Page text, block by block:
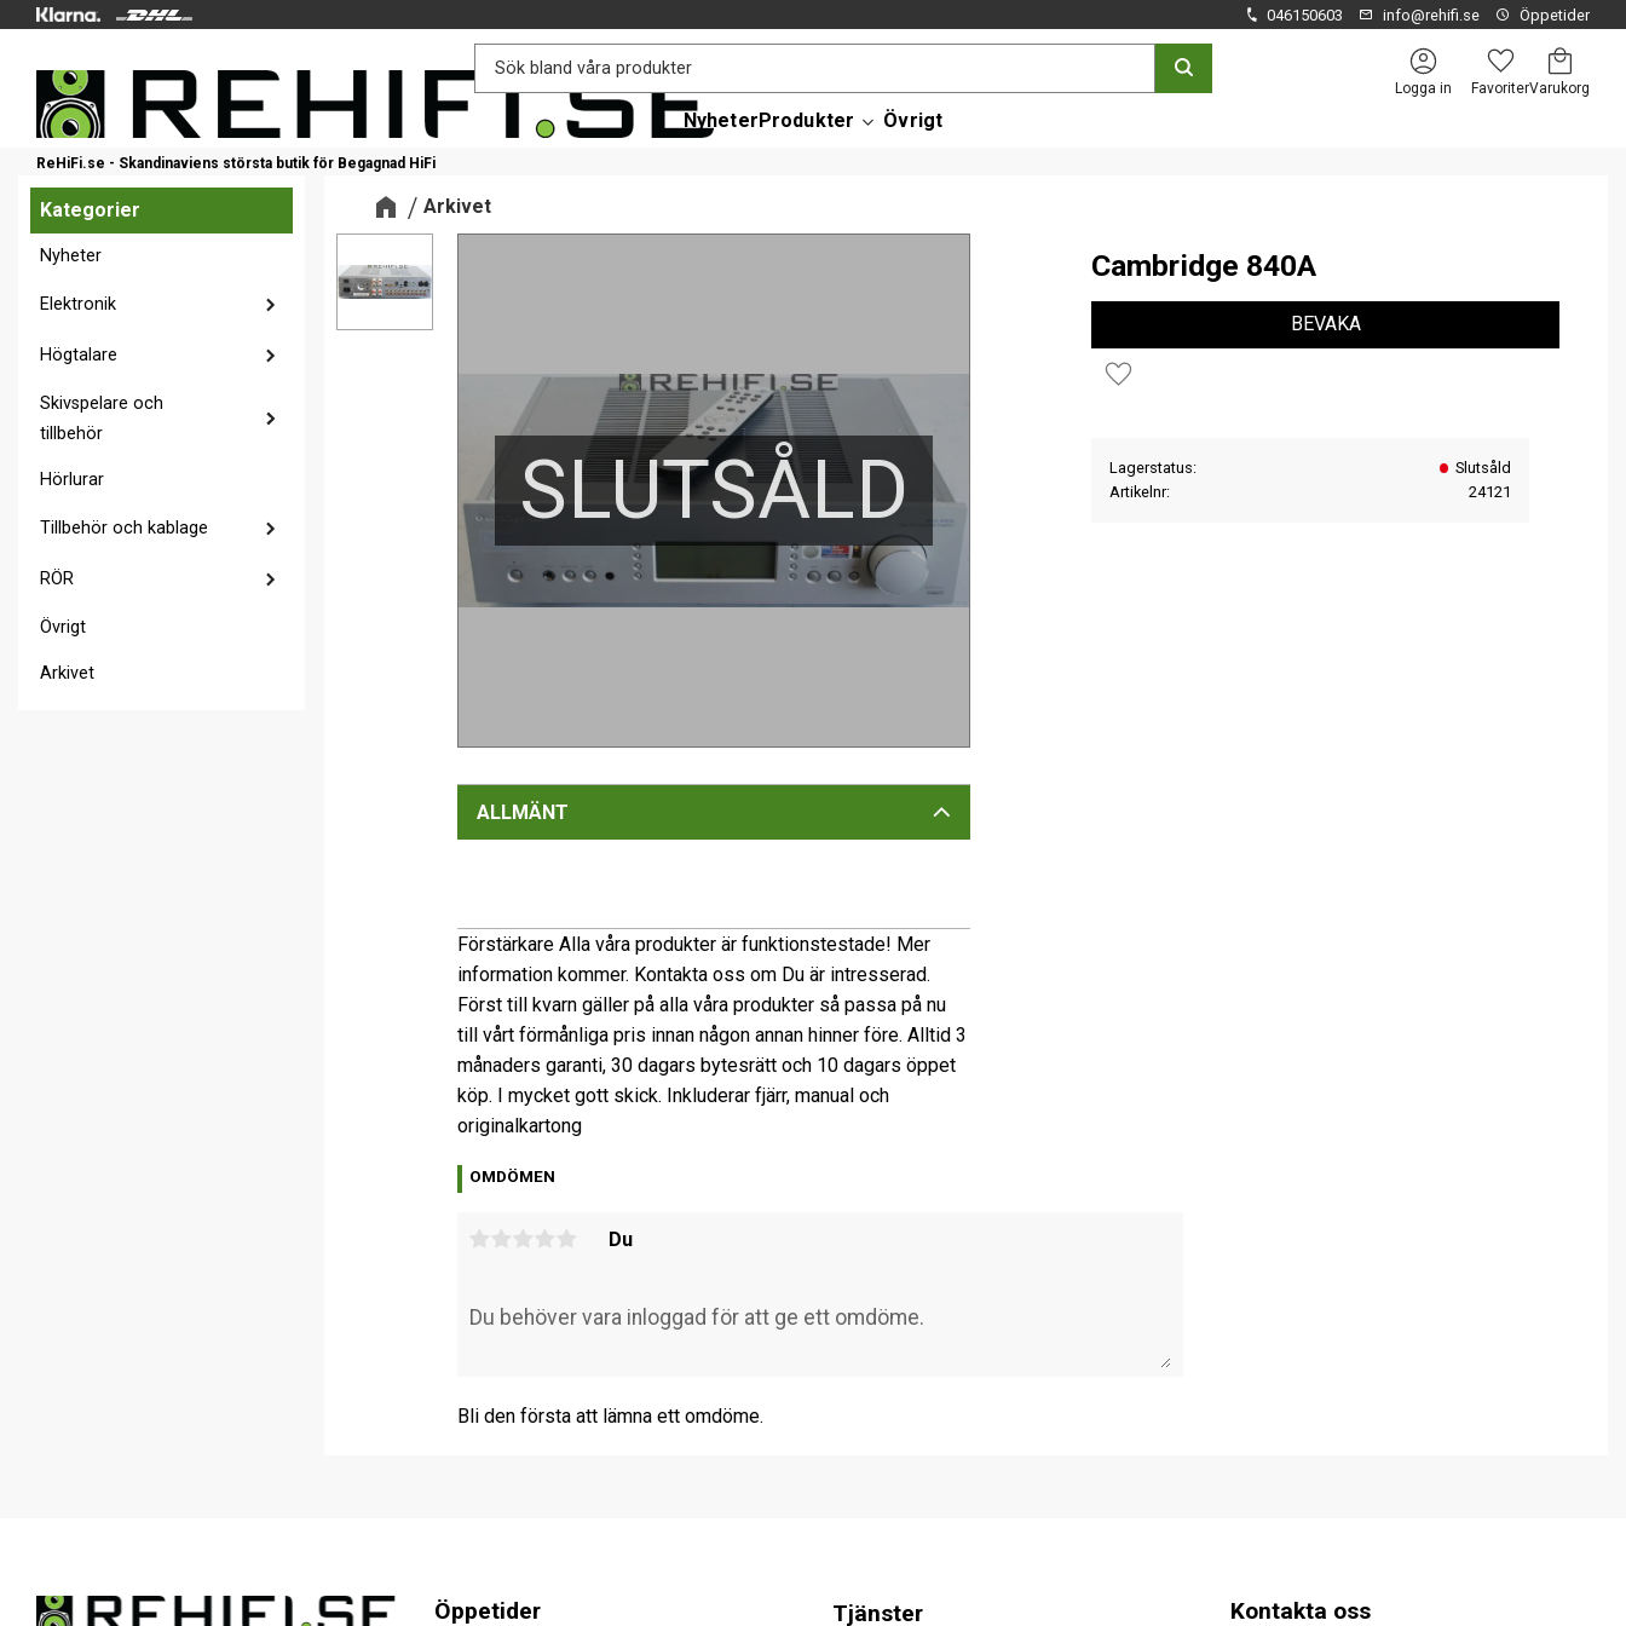
046150603 info@rehifi.se Öppetider
ReHiFi.se - Skandinaviens största butik för Begagnad HiFi
Logga in
Favoriter
Kundvagn
NyheterProdukter Övrigt
Arkivet
Cambridge 840A
SLUTSÅLD
Lägg till i favoriter
BEVAKA
Lagerstatus
Slutsåld
Artikelnr
24121
ALLMÄNT
Förstärkare Alla våra produkter är funktionstestade! Mer
information kommer. Kontakta oss om Du är intresserad.
Först till kvarn gäller på alla våra produkter så passa på nu
till vårt förmånliga pris innan någon annan hinner före. Alltid 3
månaders garanti, 30 dagars bytesrätt och 10 dagars öppet
köp. I mycket gott skick. Inkluderar fjärr, manual och
originalkartong
OMDÖMEN
Du
Bli den första att lämna ett omdöme.
Kategorier
Nyheter
Elektronik
Högtalare
Skivspelare och
tillbehör
Hörlurar
Tillbehör och kablage
RÖR
Övrigt
Arkivet
Öppetider Kontakta oss
Tjänster